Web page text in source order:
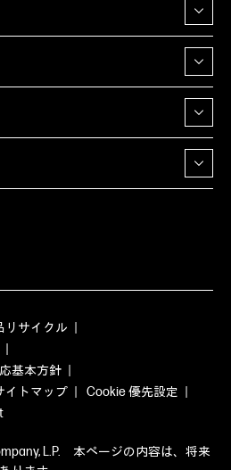
リサイクル
基本方針
イトマップ
Cookie 優先設定
L.P. 本ページの内容は、将来